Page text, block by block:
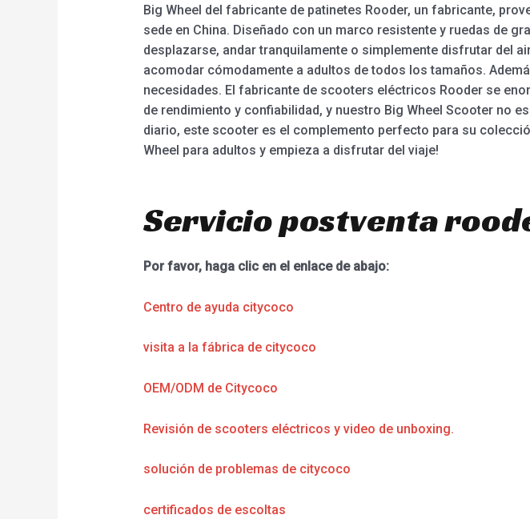
Big Wheel del fabricante de patinetes Rooder, un fabricante,
sede en China. Diseñado con un marco resistente y ruedas de
desplazarse, andar tranquilamente o simplemente disfrutar del
acomodar cómodamente a adultos de todos los tamaños.
necesidades. El fabricante de scooters eléctricos Rooder se
de rendimiento y confiabilidad, y nuestro Big Wheel Scooter no
diario, este scooter es el complemento perfecto para su
Wheel para adultos y empieza a disfrutar del viaje!
Servicio postventa
Por favor, haga clic en el enlace de abajo:
Centro de ayuda citycoco
visita a la fábrica de citycoco
OEM/ODM de Citycoco
Revisión de scooters eléctricos y video de unboxing.
solución de problemas de citycoco
certificados de escoltas